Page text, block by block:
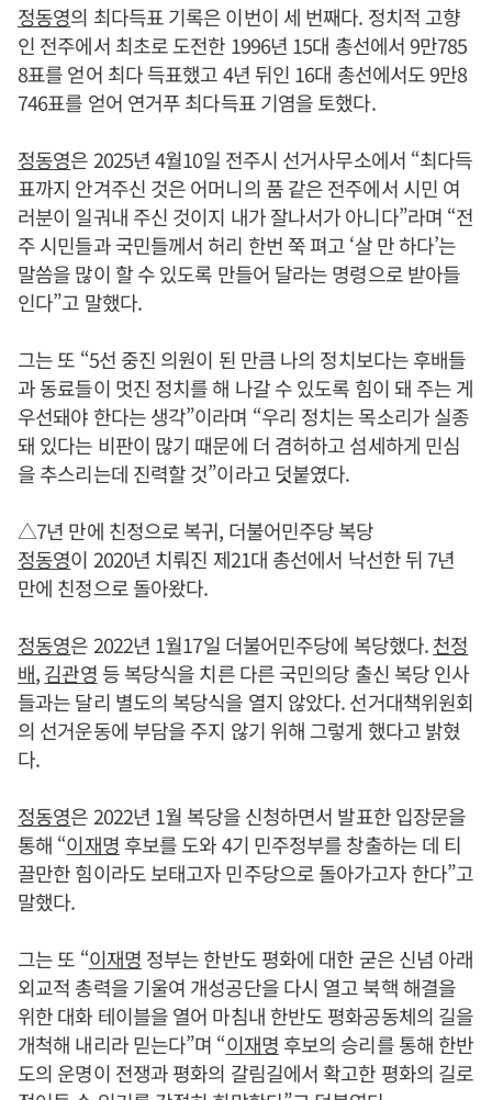
정동영의 최다득표 기록은 이번이 세 번째다. 정치적 고향
인 전주에서 최초로 도전한 1996년 15대 총선에서 9만785
8표를 얻어 최다 득표했고 4년 뒤인 16대 총선에서도 9만8
746표를 얻어 연거푸 최다득표 기염을 토했다.
정동영은 2025년 4월10일 전주시 선거사무소에서 “최다득
표까지 안겨주신 것은 어머니의 품 같은 전주에서 시민 여
러분이 일궈내 주신 것이지 내가 잘나서가 아니다”라며 “전
주 시민들과 국민들께서 허리 한번 쭉 펴고 ‘살 만 하다’는
말씀을 많이 할 수 있도록 만들어 달라는 명령으로 받아들
인다”고 말했다.
그는 또 “5선 중진 의원이 된 만큼 나의 정치보다는 후배들
과 동료들이 멋진 정치를 해 나갈 수 있도록 힘이 돼 주는 게
우선돼야 한다는 생각”이라며 “우리 정치는 목소리가 실종
돼 있다는 비판이 많기 때문에 더 겸허하고 섬세하게 민심
을 추스리는데 진력할 것”이라고 덧붙였다.
△7년 만에 친정으로 복귀, 더불어민주당 복당
정동영이 2020년 치뤄진 제21대 총선에서 낙선한 뒤 7년
만에 친정으로 돌아왔다.
정동영은 2022년 1월17일 더불어민주당에 복당했다.천정
배,김관영 등 복당식을 치른 다른 국민의당 출신 복당 인사
들과는 달리 별도의 복당식을 열지 않았다. 선거대책위원회
의 선거운동에 부담을 주지 않기 위해 그렇게 했다고 밝혔
다.
정동영은 2022년 1월 복당을 신청하면서 발표한 입장문을
통해 “이재명 후보를 도와 4기 민주정부를 창출하는 데 티
끌만한 힘이라도 보태고자 민주당으로 돌아가고자 한다”고
말했다.
그는 또 “이재명 정부는 한반도 평화에 대한 굳은 신념 아래
외교적 총력을 기울여 개성공단을 다시 열고 북핵 해결을
위한 대화 테이블을 열어 마침내 한반도 평화공동체의 길을
개척해 내리라 믿는다”며 “이재명 후보의 승리를 통해 한반
도의 운명이 전쟁과 평화의 갈림길에서 확고한 평화의 길로